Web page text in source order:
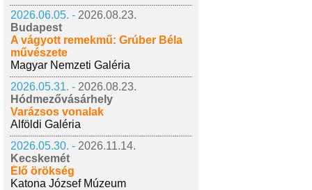
2026.06.05. - 2026.08.23.
Budapest
A vágyott remekmű: Grúber Béla
művészete
Magyar Nemzeti Galéria
2026.05.31. - 2026.08.23.
Hódmezővásárhely
Varázsos vonalak
Alföldi Galéria
2026.05.30. - 2026.11.14.
Kecskemét
Élő örökség
Katona József Múzeum